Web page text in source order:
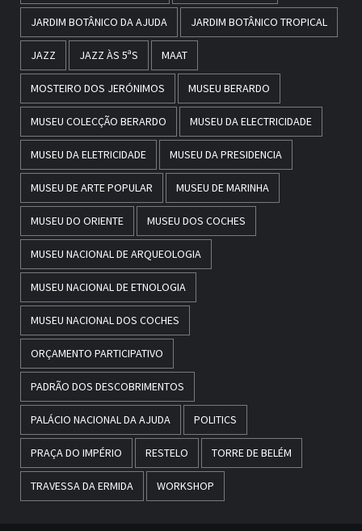
JARDIM BOTÂNICO DA AJUDA JARDIM BOTÂNICO TROPICAL
JAZZ JAZZ ÀS 5ªS MAAT
MOSTEIRO DOS JERÓNIMOS MUSEU BERARDO
MUSEU COLECÇÃO BERARDO MUSEU DA ELECTRICIDADE
MUSEU DA ELETRICIDADE MUSEU DA PRESIDENCIA
MUSEU DE ARTE POPULAR MUSEU DE MARINHA
MUSEU DO ORIENTE MUSEU DOS COCHES
MUSEU NACIONAL DE ARQUEOLOGIA
MUSEU NACIONAL DE ETNOLOGIA
MUSEU NACIONAL DOS COCHES
ORÇAMENTO PARTICIPATIVO
PADRÃO DOS DESCOBRIMENTOS
PALÁCIO NACIONAL DA AJUDA POLITICS
PRAÇA DO IMPÉRIO RESTELO TORRE DE BELÉM
TRAVESSA DA ERMIDA WORKSHOP